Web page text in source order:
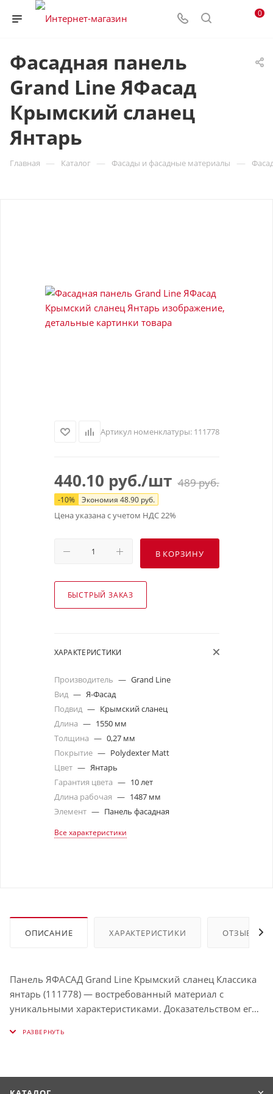
0
Фасадная панель
Grand Line ЯФасад
Крымский сланец
Янтарь
Главная — Каталог — Фасады и фасадные материалы —
Артикул номенклатуры: 111778
440.10 руб./шт 489руб.
-10% Экономия 48.90руб.
Цена указана с учетом НДС 22%
В КОРЗИНУ
БЫСТРЫЙ ЗАКАЗ
ХАРАКТЕРИСТИКИ
Производитель — Grand Line
Вид — Я-Фасад
Подвид — Крымский сланец
Длина — 1550 мм
Толщина — 0,27 мм
Покрытие — Polydexter Matt
Цвет — Янтарь
Гарантия цвета — 10 лет
Длина рабочая — 1487 мм
Элемент — Панель фасадная
Все характеристики
ОПИСАНИЕ ХАРАКТЕРИСТИКИ ОТЗЫВЫ
Панель ЯФАСАД Grand Line Крымский сланец Классика
янтарь (111778) — востребованный материал с
уникальными характеристиками. Доказательством его
гарантия. Производится он по передовой технологии,